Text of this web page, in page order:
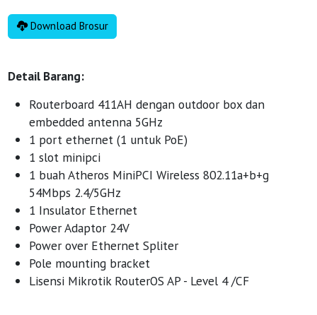
Download Brosur
Detail Barang:
Routerboard 411AH dengan outdoor box dan
embedded antenna 5GHz
1 port ethernet (1 untuk PoE)
1 slot minipci
1 buah Atheros MiniPCI Wireless 802.11a+b+g
54Mbps 2.4/5GHz
1 Insulator Ethernet
Power Adaptor 24V
Power over Ethernet Spliter
Pole mounting bracket
Lisensi Mikrotik RouterOS AP - Level 4 /CF